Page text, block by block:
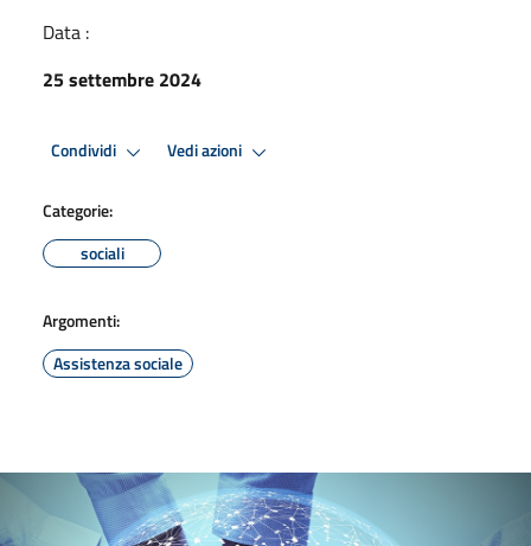
Data :
25 settembre 2024
Condividi Vedi azioni
Categorie:
sociali
Argomenti:
Assistenza sociale